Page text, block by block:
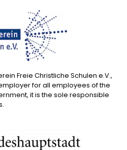
Freie Christliche Schulen e.V.,
for all employees of the
it is the sole responsible